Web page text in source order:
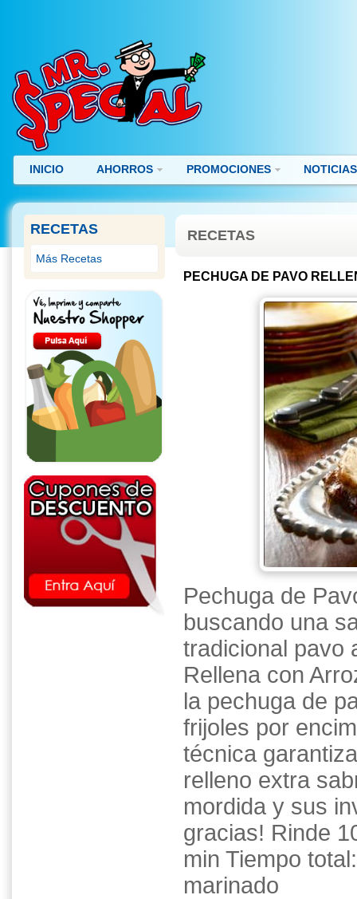
INICIO AHORROS PROMOCIONES NOTICIAS
RECETAS
Más Recetas
RECETAS
PECHUGA DE PAVO
Pechuga de
buscando una
tradicional pavo
Rellena con
la pechuga de
frijoles por
técnica
relleno extra
mordida y sus
gracias! Rinde
min Tiempo
marinado